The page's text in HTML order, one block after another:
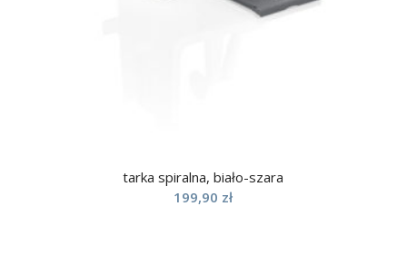
tarka spiralna, biało-szara
199,90 zł